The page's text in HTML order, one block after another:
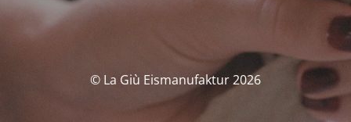
© La Giù Eismanufaktur 2026